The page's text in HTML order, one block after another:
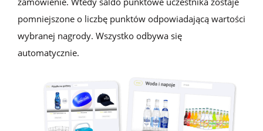
pomniejszone o liczbę punktów odpowiadającą wartości
wybranej nagrody. Wszystko odbywa się
automatycznie.